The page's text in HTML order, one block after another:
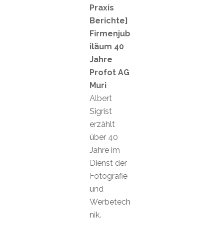
Praxis
Berichte]
Firmenjub
iläum 40
Jahre
Profot AG
Muri
Albert
Sigrist
erzählt
über 40
Jahre im
Dienst der
Fotografie
und
Werbetech
nik.